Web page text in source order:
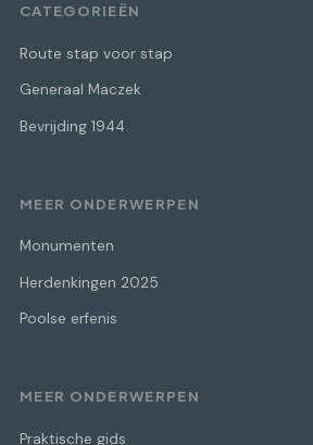
CATEGORIEËN
Route stap voor stap
Generaal Maczek
Bevrijding 1944
MEER ONDERWERPEN
Monumenten
Herdenkingen 2025
Poolse erfenis
MEER ONDERWERPEN
Praktische gids